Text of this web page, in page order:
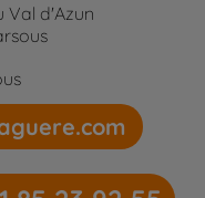
Val d'Azun